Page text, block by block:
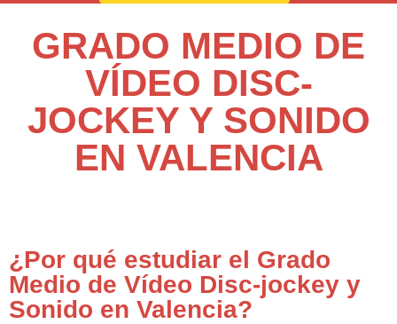
GRADO MEDIO DE
VÍDEO DISC-
JOCKEY Y SONIDO
EN VALENCIA
¿Por qué estudiar el Grado
Medio de Vídeo Disc-jockey y
Sonido en Valencia?